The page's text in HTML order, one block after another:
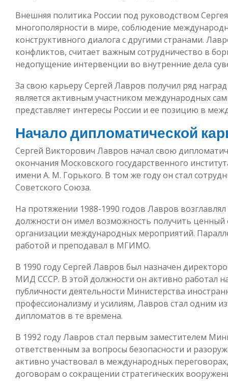
Внешняя политика России под руководством
многополярности в мире, соблюдение
конструктивного диалога с другими странами.
конфликтов, считает важным сотрудничество в
недопущение интервенции во внутренние дела
За свою карьеру Сергей Лавров получил ряд
является активным участником международных
представляет интересы России и ее позицию в
Начало дипломатической
Сергей Викторович Лавров начал свою
окончания Московского государственного
имени А. М. Горького. В том же году он стал
Советского Союза.
На протяжении 1988-1990 годов Лавров
должности он имел возможность получить
организации международных мероприятий.
работой и преподавал в МГИМО.
В 1990 году Сергей Лавров был назначен
МИД СССР. В этой должности он активно работал
публичности деятельности Министерства
профессионализму и усилиям, Лавров стал одним
дипломатов в те времена.
В 1992 году Лавров стал первым заместителем
ответственным за вопросы безопасности и
активно участвовал в международных
договорам о сокращении стратегических